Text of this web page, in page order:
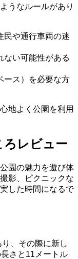
うなルールがあり
民や通行車両の迷
ない可能性がある
ース）を必要な方
地よく公園を利用
ろレビュー
園の魅力を遊び体
影、ピクニックな
した時間になるで
、その際に新し
さと11メートル